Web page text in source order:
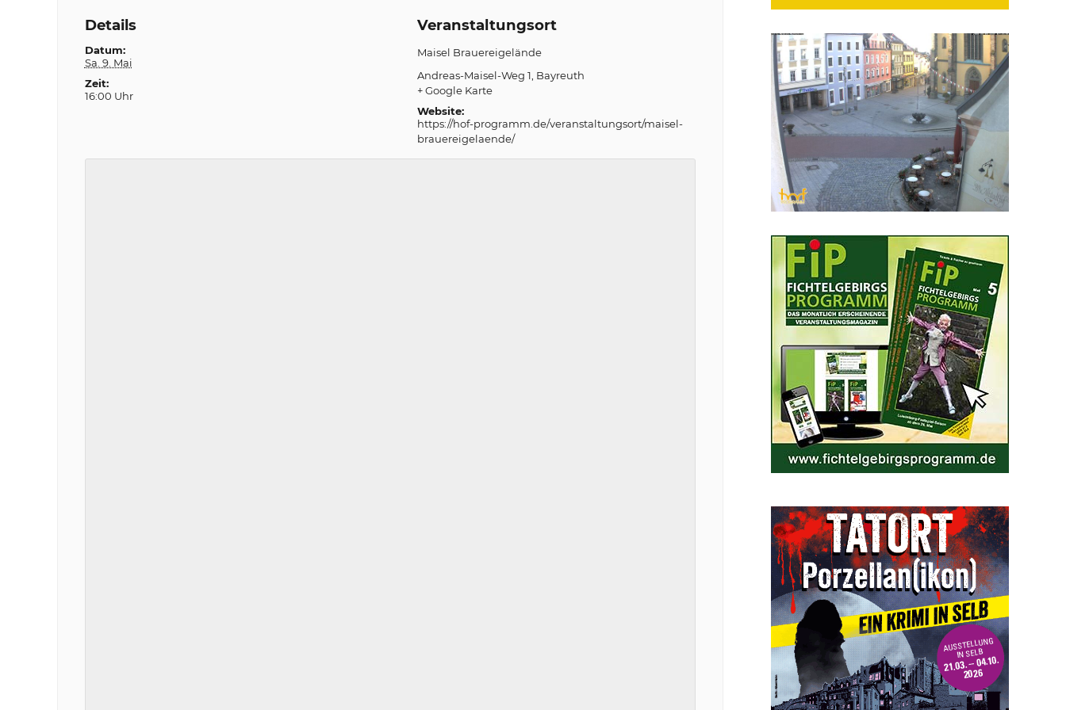
Details
Datum:
Sa. 9. Mai
Zeit:
16:00 Uhr
Veranstaltungsort
Maisel Brauereigelände
Andreas-Maisel-Weg 1 Bayreuth
+ Google Karte
Website:
https://hof-programm.de/veranstaltungsort/maisel-
brauereigelaende/